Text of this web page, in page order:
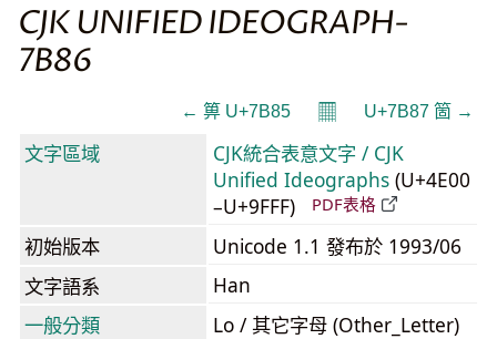
CJK UNIFIED IDEOGRAPH-
7B86
← 箅 U+7B85 𝄜 U+7B87 箇 →
文字區域
CJK統合表意文字 / CJK
Unified Ideographs (U+4E00
–U+9FFF)
PDF表格
初始版本
Unicode 1.1 發布於 1993/06
文字語系
Han
一般分類
Lo / 其它字母 (Other_Letter)